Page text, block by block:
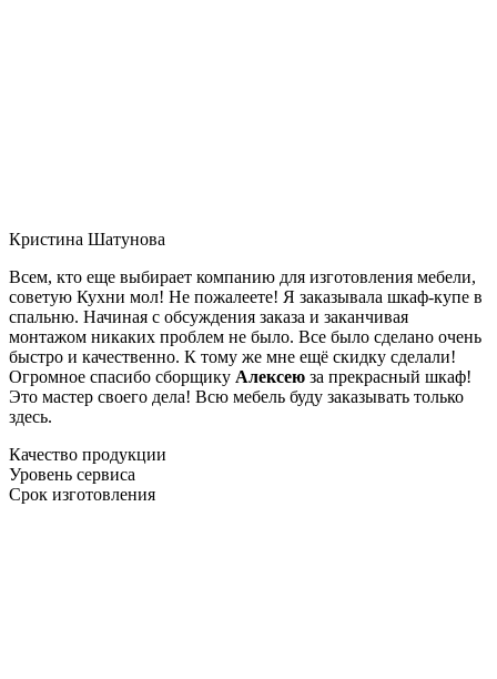
Кристина Шатунова
Всем, кто еще выбирает компанию для изготовления мебели,
советую Кухни мол! Не пожалеете! Я заказывала шкаф-купе в
спальню. Начиная с обсуждения заказа и заканчивая
монтажом никаких проблем не было. Все было сделано очень
быстро и качественно. К тому же мне ещё скидку сделали!
Огромное спасибо сборщику Алексею за прекрасный шкаф!
Это мастер своего дела! Всю мебель буду заказывать только
здесь.
Качество продукции
Уровень сервиса
Срок изготовления